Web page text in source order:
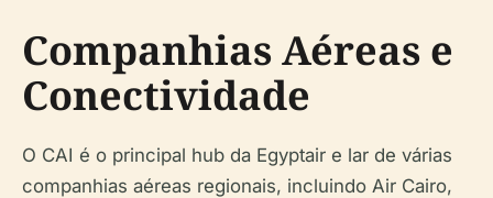
Companhias Aéreas e
Conectividade
O CAI é o principal hub da Egyptair e lar de várias
companhias aéreas regionais, incluindo Air Cairo,